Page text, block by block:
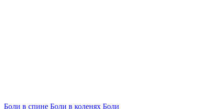
Боли в спине Боли в коленях Боли